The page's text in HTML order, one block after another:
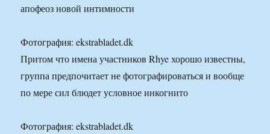
Фотография: ekstrabladet.dk
Притом что имена участников Rhye хорошо известны,
группа предпочитает не фотографироваться и вообще
по мере сил блюдет условное инкогнито
Фотография: ekstrabladet.dk